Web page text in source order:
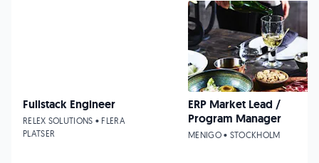
Fullstack Engineer
RELEX SOLUTIONS • FLERA
PLATSER
ERP Market Lead /
Program Manager
MENIGO • STOCKHOLM